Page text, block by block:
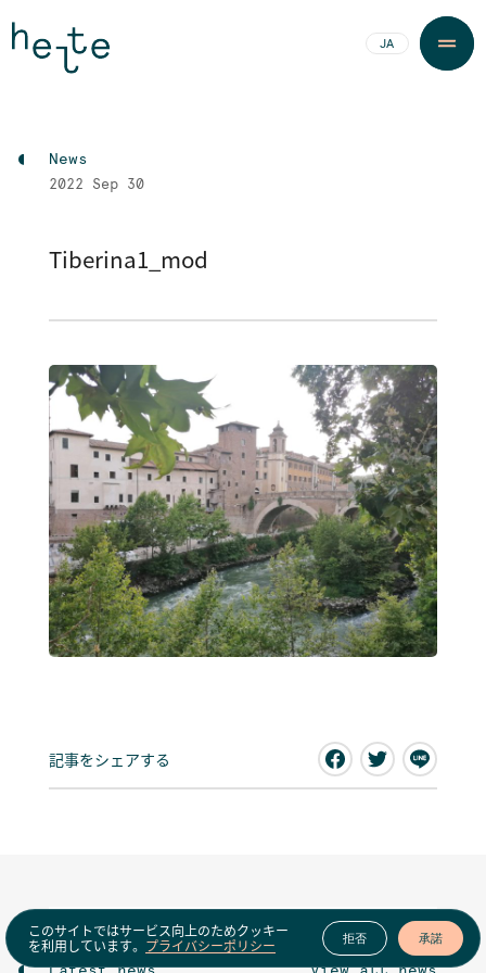
JA
News
2022 Sep 30
Tiberina1_mod
記事をシェアする
このサイトではサービス向上のためクッキー
を利用しています。 プライバシーポリシー 拒否 承諾